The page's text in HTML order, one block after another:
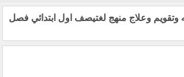
وتقويم وعلاج منهج لغتيصف اول ابتدائي فصل